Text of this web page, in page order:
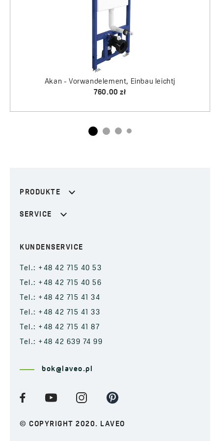
PRODUKTE
SERVICE
KUNDENSERVICE
Tel.: +48 42 715 40 53
Tel.: +48 42 715 40 56
Tel.: +48 42 715 41 34
Tel.: +48 42 715 41 33
Tel.: +48 42 715 41 87
Tel.: +48 42 639 74 99
bok@laveo.pl
© COPYRIGHT 2020. LAVEO